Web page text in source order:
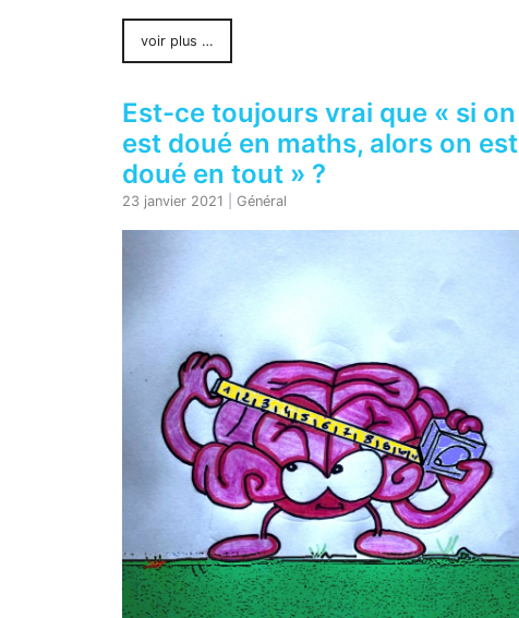
voir plus …
Est-ce toujours vrai que « si on
est doué en maths, alors on est
doué en tout » ?
23 janvier 2021 Général